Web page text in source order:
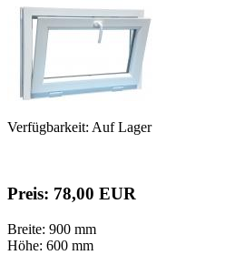
Verfügbarkeit: Auf Lager
Preis: 78,00 EUR
Breite: 900 mm
Höhe: 600 mm